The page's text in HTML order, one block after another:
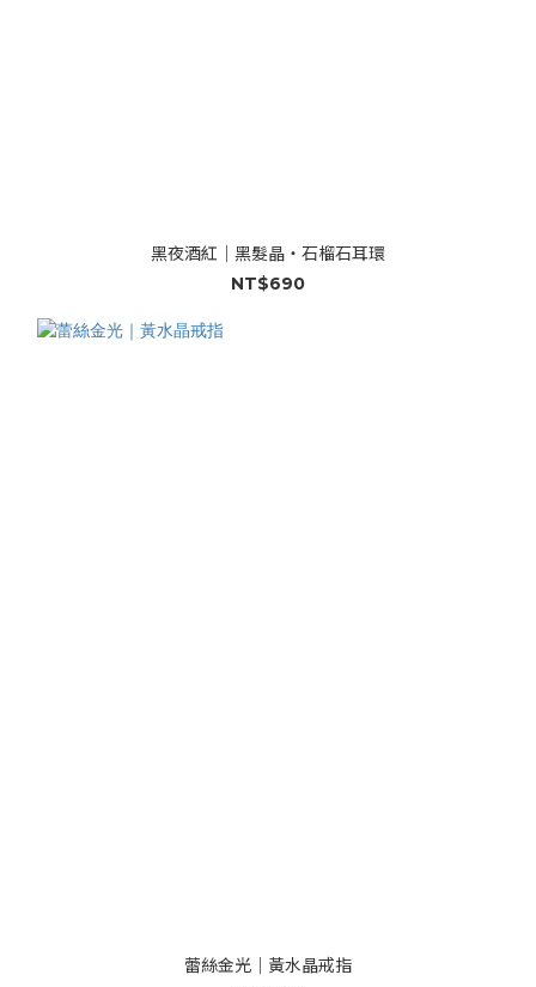
黑夜酒紅｜黑髮晶・石榴石耳環
NT$690
蕾絲金光｜黃水晶戒指